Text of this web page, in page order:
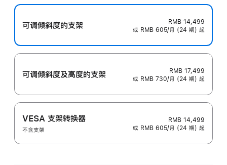
可调倾斜度的支架
RMB 14,499
或 RMB 605/月 (24 期) 起
可调倾斜度及高‍度的支‍架
RMB 17,499
或 RMB 730/月 (24 期) 起
VESA 支架转换器
不含支架
RMB 14,499
或 RMB 605/月 (24 期) 起